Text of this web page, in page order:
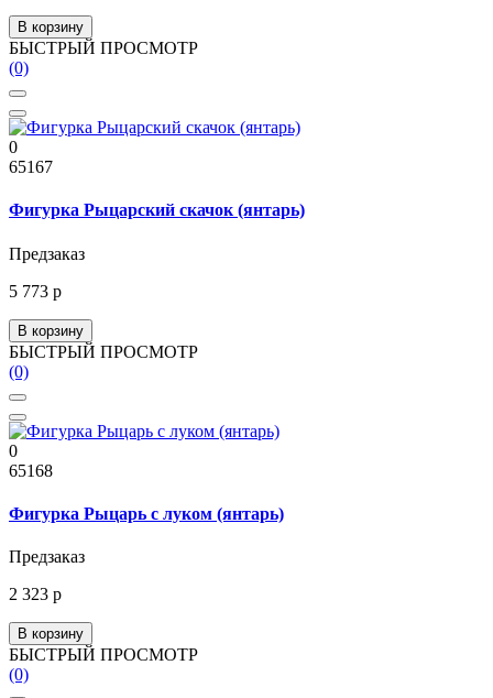
В корзину
БЫСТРЫЙ ПРОСМОТР
(0)
0
65167
Фигурка Рыцарский скачок (янтарь)
Предзаказ
5 773 р
В корзину
БЫСТРЫЙ ПРОСМОТР
(0)
0
65168
Фигурка Рыцарь с луком (янтарь)
Предзаказ
2 323 р
В корзину
БЫСТРЫЙ ПРОСМОТР
(0)